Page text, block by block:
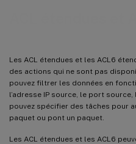
Les ACL étendues et les ACL6
des actions qui ne sont pas
pouvez filtrer les données en
l’adresse IP source, le port
pouvez spécifier des tâches pour
paquet ou pont un paquet.
Les ACL étendues et les ACL6